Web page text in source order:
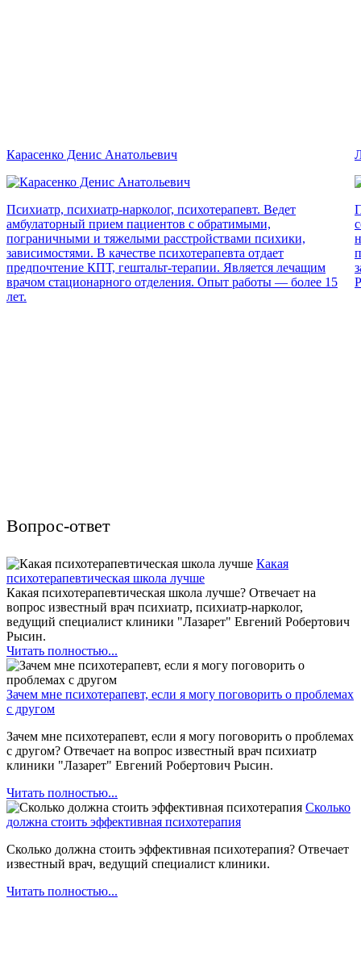
Карасенко Денис Анатольевич
Психиатр, психиатр-нарколог, психотерапевт. Ведет
амбулаторный прием пациентов с обратимыми,
пограничными и тяжелыми расстройствами психики,
зависимостями. В качестве психотерапевта отдает
предпочтение КПТ, гештальт-терапии. Является лечащим
врачом стационарного отделения. Опыт работы — более 15
лет.
Вопрос-ответ
Какая
психотерапевтическая школа лучше
Какая психотерапевтическая школа лучше? Отвечает на
вопрос известный врач психиатр, психиатр-нарколог,
ведущий специалист клиники "Лазарет" Евгений Робертович
Рысин.
Читать полностью...
Зачем мне психотерапевт, если я могу поговорить о проблемах
с другом
Зачем мне психотерапевт, если я могу поговорить о проблемах
с другом? Отвечает на вопрос известный врач психиатр
клиники "Лазарет" Евгений Робертович Рысин.
Читать полностью...
Сколько
должна стоить эффективная психотерапия
Сколько должна стоить эффективная психотерапия? Отвечает
известный врач, ведущий специалист клиники.
Читать полностью...